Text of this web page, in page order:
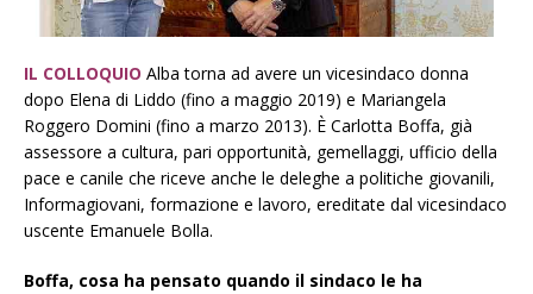
IL COLLOQUIO Alba torna ad avere un vicesindaco donna
dopo Elena di Liddo (fino a maggio 2019) e Mariangela
Roggero Domini (fino a marzo 2013). È Carlotta Boffa, già
assessore a cultura, pari opportunità, gemellaggi, ufficio della
pace e canile che riceve anche le deleghe a politiche giovanili,
Informagiovani, formazione e lavoro, ereditate dal vicesindaco
uscente Emanuele Bolla.
Boffa, cosa ha pensato quando il sindaco le ha